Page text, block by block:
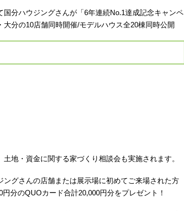
分ハウジングさんが「6年連続No.1達成記念キャンペ
分の10店舗同時開催/モデルハウス全20棟同時公開
地・資金に関する家づくり相談会も実施されます。
グさんの店舗または展示場に初めてご来場された方
分のQUOカード合計20,000円分をプレゼント！